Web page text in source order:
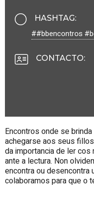
HASHTAG:
##bbencontros
CONTACTO:
Encontros onde se
achegarse aos seus
da importancia de ler
ante a lectura. Non
encontra ou desencontra
colaboramos para que o